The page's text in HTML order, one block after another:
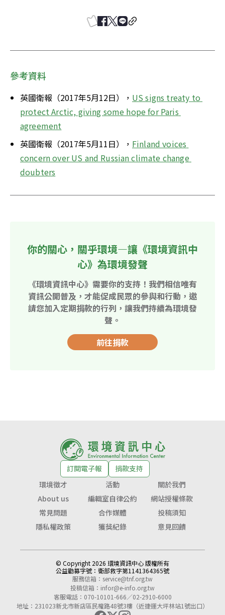
參考資料
英國衛報（2017年5月12日）， US signs treaty to
protect Arctic, giving some hope for Paris
agreement
英國衛報（2017年5月11日）， Finland voices
concern over US and Russian climate change
doubters
你的關心，關乎環境—讓《環境資訊中
心》為環境發聲
《環境資訊中心》需要你的支持！我們相信唯有
資訊公開普及，才能促成民眾的參與和行動，邀
請您加入定期捐款的行列，讓我們持續為環境發
聲。
前往捐款
訂閱電子報
捐款支持
環境徵才
活動
關於我們
About us
編輯室自律公約
網站授權條款
常見問題
合作媒體
投稿須知
隱私權政策
獲獎紀錄 意見回饋
© Copyright 2026 環境資訊中心 版權所有
公益勸募字號： 衛部救字第1141364365號
服務信箱： service@tnf.org.tw
投稿信箱： infor@e-info.org.tw
客服電話：070-10101-666／02-2910-6000
地址：231023新北市新店區民權路48號3樓（近捷運大坪林站1號出口）